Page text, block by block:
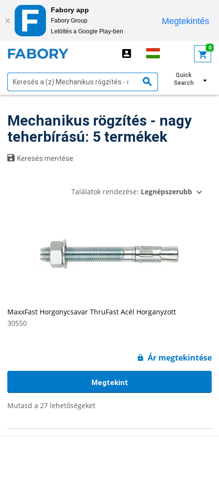
Fabory app
Fabory Group
Letöltés a Google Play-ben
Megtekintés
0
Quick
Search
Szűrők megjelenítése
Mechanikus rögzítés - nagy
teherbírású: 5 termékek
Keresés mentése
Találatok rendezése: Legnépszerubb
MaxxFast Horgonycsavar ThruFast Acél Horganyzott
30550
Ár megtekintése
Megtekint
Mutasd a 27 lehetőségeket